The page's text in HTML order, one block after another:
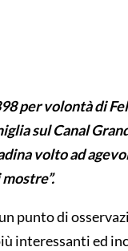
per volontà di
sul Canal
volto ad
punto di
interessanti ed